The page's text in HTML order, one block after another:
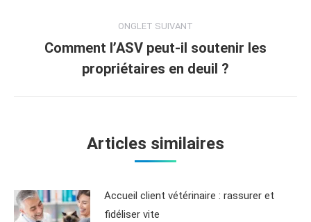
ONGLET SUIVANT
Comment l’ASV peut-il soutenir les
propriétaires en deuil ?
Articles similaires
Accueil client vétérinaire : rassurer et
fidéliser vite